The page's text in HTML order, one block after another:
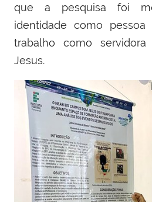
que a pesquisa foi
identidade como
trabalho como
Jesus.